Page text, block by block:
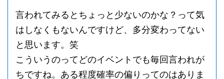
言われてみるとちょっと少ないのかな？って気
はしなくもないんですけど、多分変わってない
と思います。笑
こういうのってどのイベントでも毎回言われが